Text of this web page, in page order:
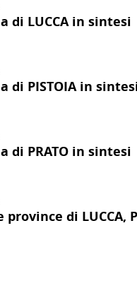
di LUCCA in sintesi
di PISTOIA in
di PRATO in sintesi
di LUCCA,